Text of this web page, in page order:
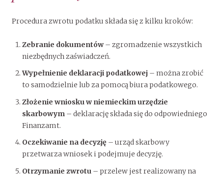
Procedura zwrotu podatku składa się z kilku kroków:
Zebranie dokumentów– zgromadzenie wszystkich
niezbędnych zaświadczeń.
Wypełnienie deklaracji podatkowej – można zrobić
to samodzielnie lub za pomocą biura podatkowego.
Złożenie wniosku w niemieckim urzędzie
skarbowym – deklarację składa się do odpowiedniego
Finanzamt.
Oczekiwanie na decyzję – urząd skarbowy
przetwarza wniosek i podejmuje decyzję.
Otrzymanie zwrotu – przelew jest realizowany na